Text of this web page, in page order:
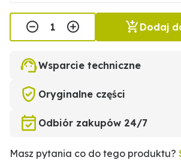
Dodaj
Wsparcie techniczne
Oryginalne części
Odbiór zakupów 24/7
Masz pytania co do tego produktu?